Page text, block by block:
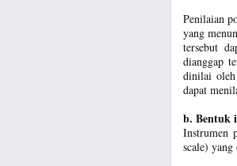
Penilaian
yang
tersebut
dianggap
dinilai oleh
dapat
b. Bentuk
Instrumen
scale)